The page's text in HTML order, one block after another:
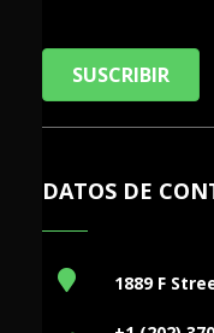
SUSCRIBIR
DATOS DE
1889 F